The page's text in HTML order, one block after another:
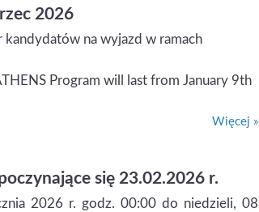
2026
na wyjazd w ramach
Program will last from January 9th
Więcej »
się 23.02.2026 r.
2026 r. godz. 00:00 do niedzieli, 08